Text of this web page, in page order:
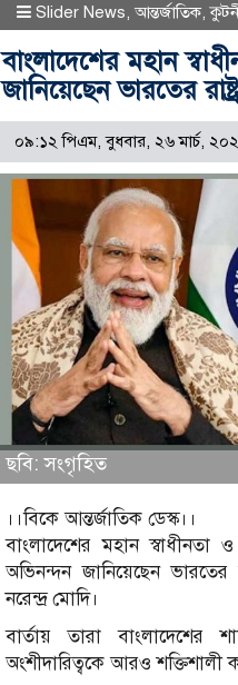
Slider News, আন্তর্জাতিক,
বাংলাদেশের মহান
জানিয়েছেন ভারতের
০৯:১২ পিএম, বুধবার, ২৬ মার্চ,
ছবি: সংগৃহিত
।।বিকে আন্তর্জাতিক ডেস্ক।।
বাংলাদেশের মহান
অভিনন্দন জানিয়েছেন ভারতের
নরেন্দ্র মোদি।
বার্তায় তারা বাংলাদেশের
অংশীদারিত্বকে আরও শক্তিশালী